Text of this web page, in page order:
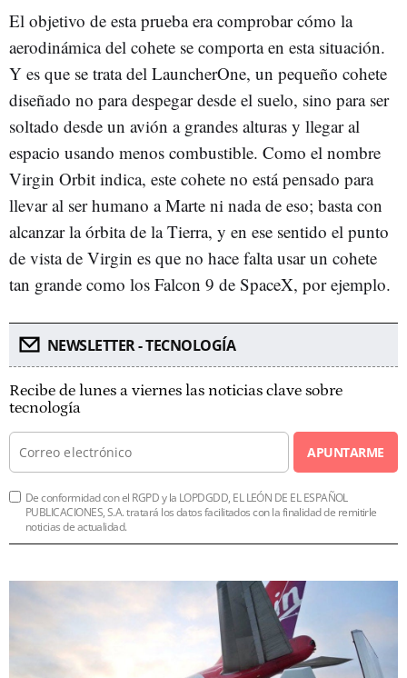
El objetivo de esta prueba era comprobar cómo la
aerodinámica del cohete se comporta en esta situación.
Y es que se trata del LauncherOne, un pequeño cohete
diseñado no para despegar desde el suelo, sino para ser
soltado desde un avión a grandes alturas y llegar al
espacio usando menos combustible. Como el nombre
Virgin Orbit indica, este cohete no está pensado para
llevar al ser humano a Marte ni nada de eso; basta con
alcanzar la órbita de la Tierra, y en ese sentido el punto
de vista de Virgin es que no hace falta usar un cohete
tan grande como los Falcon 9 de SpaceX, por ejemplo.
NEWSLETTER - TECNOLOGÍA
Recibe de lunes a viernes las noticias clave sobre
tecnología
APUNTARME
De conformidad con el RGPD y la LOPDGDD, EL LEÓN DE EL ESPAÑOL
PUBLICACIONES, S.A. tratará los datos facilitados con la finalidad de remitirle
noticias de actualidad.